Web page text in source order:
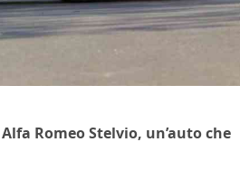
Romeo Stelvio, un’auto che